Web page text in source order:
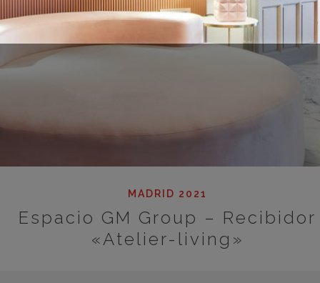
MADRID 2021
Espacio GM Group – Recibidor
«Atelier-living»